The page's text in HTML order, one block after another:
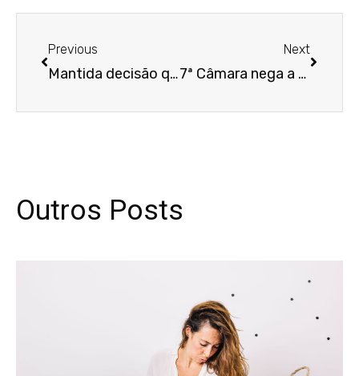
Previous
Mantida decisão que garante reembolso de curso a empregado demitido
Next
7ª Câmara nega a motorista pedido de acúmulo de função
Outros Posts